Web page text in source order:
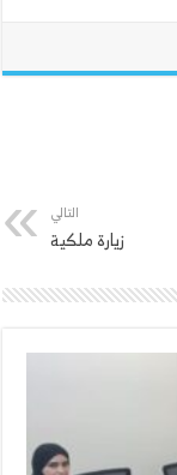
التالي
زيارة ملكية